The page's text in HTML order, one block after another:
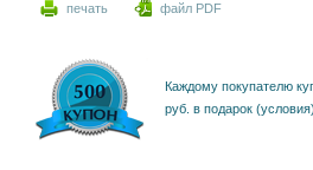
печать файл PDF
Каждому покупателю
руб. в подарок (условия)